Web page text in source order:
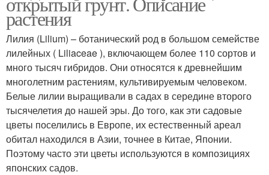
растения
Лилия (Lilium) – ботанический род в большом семействе
лилейных ( Liliaceae ), включающем более 110 сортов и
много тысяч гибридов. Они относятся к древнейшим
многолетним растениям, культивируемым человеком.
Белые лилии выращивали в садах в середине второго
тысячелетия до нашей эры. До того, как эти садовые
цветы поселились в Европе, их естественный ареал
обитал находился в Азии, точнее в Китае, Японии.
Поэтому часто эти цветы используются в композициях
японских садов.